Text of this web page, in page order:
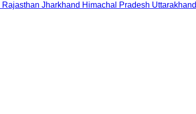
Rajasthan Jharkhand Himachal Pradesh Uttarakhand